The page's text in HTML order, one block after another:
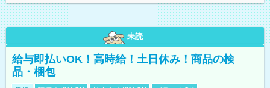
未読
給与即払いOK！高時給！土日休み！商品の検
品・梱包